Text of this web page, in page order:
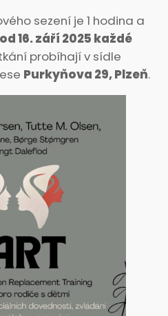
sezení je 1 hodina a
od 16. září 2025 každé
probíhají v sídle
Purkyňova 29, Plzeň.